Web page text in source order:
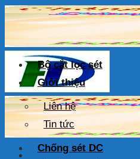
Skip
to
content
Bộ cắt lọc sét
Giới thiệu
Liên hệ
Tin tức
Chống sét DC